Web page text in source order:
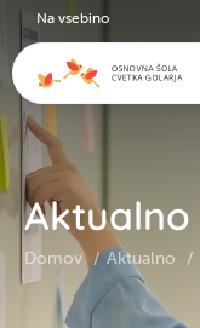
Aktualno
Domov Aktualno
Na vsebino